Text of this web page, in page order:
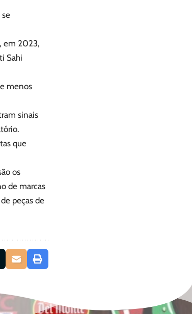
se
em 2023,
Sahi
menos
sinais
que
os
de marcas
peças de